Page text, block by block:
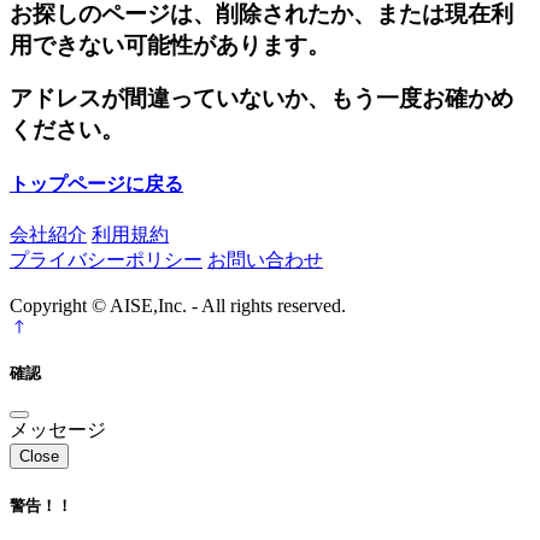
お探しのページは、削除されたか、または現在利
用できない可能性があります。
アドレスが間違っていないか、もう一度お確かめ
ください。
トップページに戻る
会社紹介 利用規約
プライバシーポリシー お問い合わせ
Copyright © AISE,Inc. - All rights reserved.
確認
メッセージ
Close
警告！！